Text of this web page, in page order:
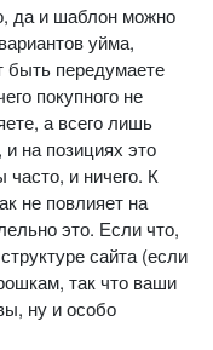
да и шаблон можно
уйма,
быть передумаете
покупного не
а всего лишь
на позициях это
и ничего. К
не повлияет на
это. Если что,
сайта (если
так что ваши
ну и особо